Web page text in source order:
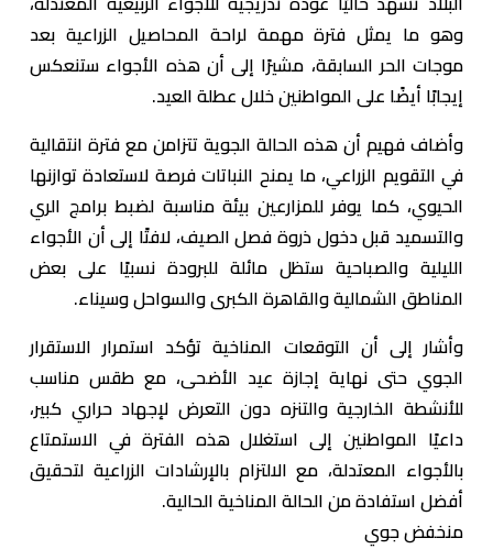
وهو ما يمثل فترة مهمة لراحة المحاصيل الزراعية بعد
موجات الحر السابقة، مشيرًا إلى أن هذه الأجواء ستنعكس
إيجابًا أيضًا على المواطنين خلال عطلة العيد.
وأضاف فهيم أن هذه الحالة الجوية تتزامن مع فترة انتقالية
في التقويم الزراعي، ما يمنح النباتات فرصة لاستعادة توازنها
الحيوي، كما يوفر للمزارعين بيئة مناسبة لضبط برامج الري
والتسميد قبل دخول ذروة فصل الصيف، لافتًا إلى أن الأجواء
الليلية والصباحية ستظل مائلة للبرودة نسبيًا على بعض
المناطق الشمالية والقاهرة الكبرى والسواحل وسيناء.
وأشار إلى أن التوقعات المناخية تؤكد استمرار الاستقرار
الجوي حتى نهاية إجازة عيد الأضحى، مع طقس مناسب
للأنشطة الخارجية والتنزه دون التعرض لإجهاد حراري كبير،
داعيًا المواطنين إلى استغلال هذه الفترة في الاستمتاع
بالأجواء المعتدلة، مع الالتزام بالإرشادات الزراعية لتحقيق
أفضل استفادة من الحالة المناخية الحالية.
منخفض جوي